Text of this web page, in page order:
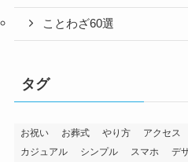
ことわざ60選
タグ
お祝い お葬式 やり方 アクセス
カジュアル
シンプル スマホ デ